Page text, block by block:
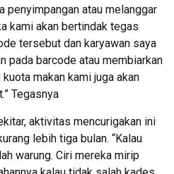
penyimpangan atau melanggar
kami akan bertindak tegas
tersebut dan karyawan saya
pada barcode atau membiarkan
makan kami juga akan
Tegasnya
aktivitas mencurigakan ini
lebih tiga bulan. “Kalau
warung. Ciri mereka mirip